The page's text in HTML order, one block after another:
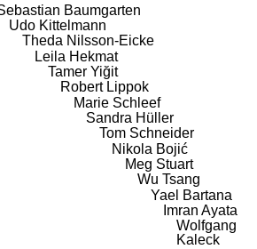
Baumgarten
Udo Kittelmann
Theda Nilsson-Eicke
Leila Hekmat
Tamer Yiğit
Robert Lippok
Marie Schleef
Sandra Hüller
Tom Schneider
Nikola Bojić
Meg Stuart
Wu Tsang
Yael Bartana
Imran Ayata
Wolfgang
Kaleck